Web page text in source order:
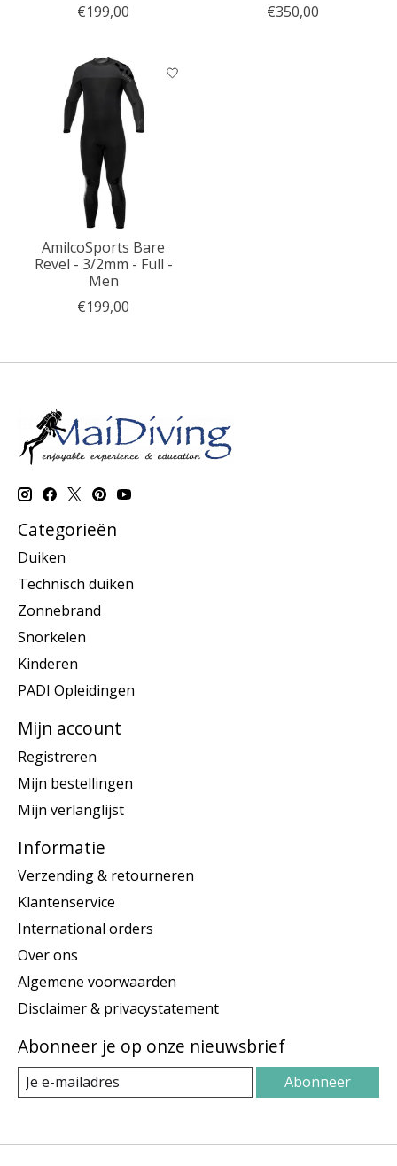
€199,00
€350,00
AmilcoSports Bare
Revel - 3/2mm - Full -
Men
€199,00
Categorieën
Duiken
Technisch duiken
Zonnebrand
Snorkelen
Kinderen
PADI Opleidingen
Mijn account
Registreren
Mijn bestellingen
Mijn verlanglijst
Informatie
Verzending & retourneren
Klantenservice
International orders
Over ons
Algemene voorwaarden
Disclaimer & privacystatement
Abonneer je op onze nieuwsbrief
Abonneer